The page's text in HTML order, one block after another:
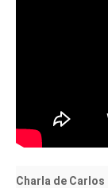
Charla de